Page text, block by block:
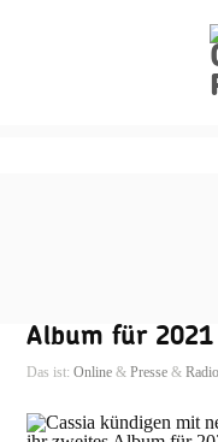
Cassia
„Don’t Make A
Album für
Das ist: Online& Presse& Radio